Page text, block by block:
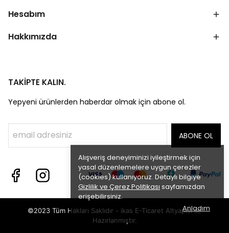
Alışveriş deneyiminizi iyileştirmek için
yasal düzenlemelere uygun çerezler
(cookies) kullanıyoruz. Detaylı bilgiye
Gizlilik ve Çerez Politikası sayfamızdan
erişebilirsiniz.
Anladım
Hesabım
Hakkımızda
TAKİPTE KALIN.
Yepyeni ürünlerden haberdar olmak için abone ol.
ABONE OL
©2023 Tüm Hakları Saklıdır - ikas E-Ticaret Altyapısı ile
Hazırlanmıştır.